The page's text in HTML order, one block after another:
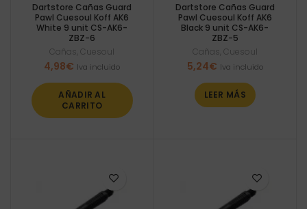
Dartstore Cañas Guard
Pawl Cuesoul Koff AK6
White 9 unit CS-AK6-
ZBZ-6
Cañas ,Cuesoul
4,98€ Iva incluido
AÑADIR AL
CARRITO
Dartstore Cañas Guard
Pawl Cuesoul Koff AK6
Black 9 unit CS-AK6-
ZBZ-5
Cañas Cuesoul
5,24€ Iva incluido
LEER MÁS